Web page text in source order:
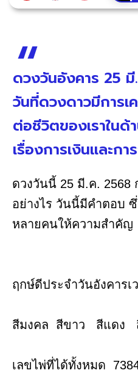
ดวงวันอังคาร 25
วันที่ดวงดาวมีการเ
ต่อชีวิตของเราในด้
เรื่องการเงินและกา
ดวงวันนี้ 25 มี.ค. 2568
อย่างไร วันนี้มีคำตอบ ซึ่
หลายคนให้ความสำคัญ
ฤกษ์ดีประจำวันอังคารเ
สีมงคล สีขาว สีแดง
เลขไพ่ที่ได้ทั้งหมด